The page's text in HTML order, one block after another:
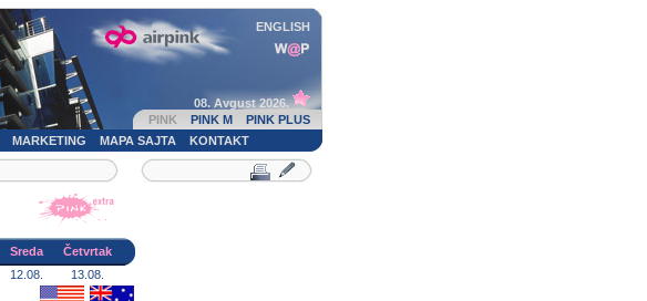
ENGLISH
08. Avgust 2026.
PINK
PINK M
PINK PLUS
MARKETING MAPA SAJTA KONTAKT
Sreda
Četvrtak
12.08.
13.08.